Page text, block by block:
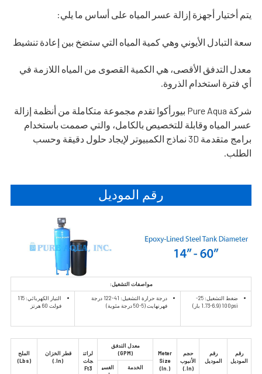
يتم أختيار أجهزة إزالة عسر المياه على أساس ما يلي:
سعة التبادل الأيوني وهي كمية المياه التي ستضخ بين إعادة تنشيط
معدل التدفق الأقصى، هي الكمية القصوى من المياه اللازمة في
أي فترة استخدام الذروة.
شركة Pure Aqua بيورأكوا تقدم مجموعة متكاملة من أنظمة إزالة
عسر المياه وقابلة للتخصيص بالكامل، والتي صممت باستخدام
برامج متقدمة 3D نماذج الكمبيوتر لإيجاد حلول دقيقة وحسب
الطلب.
رقم الموديل
مواصفات التشغيل:
ضغط التشغيل: 25-
100psi (1.73-6.9 بار)
درجة حرارة التشغيل: 41-122 درجة
فهرنهايت (5-50 درجة مئوية)
التيار الكهربائي: 115
فولت 60 هرتز
رقم
الموديل
رقم
الموديل
حجم
الأنبوب
(In.)
Meter
Size
(In.)
معدل التدفق
(GPM)
لراتن
جات
Ft3
قطر الخزان
(In.)
الملح
(Lbs)
الخدمة
الغسي